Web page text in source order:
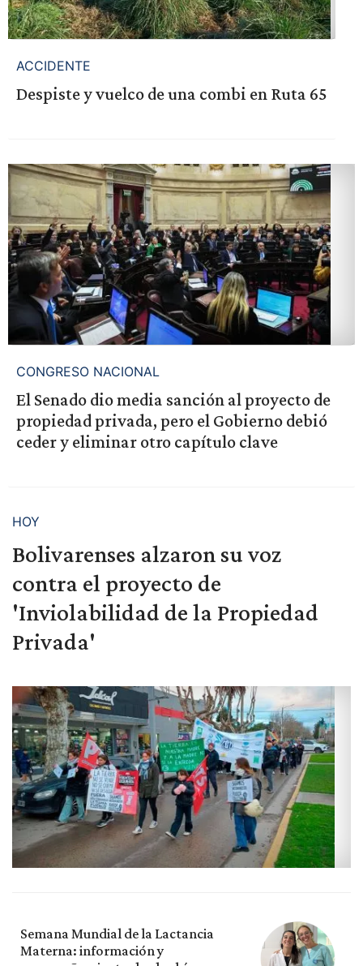
ACCIDENTE
Despiste y vuelco de una combi en Ruta 65
CONGRESO NACIONAL
El Senado dio media sanción al proyecto de
propiedad privada, pero el Gobierno debió
ceder y eliminar otro capítulo clave
HOY
Bolivarenses alzaron su voz
contra el proyecto de
'Inviolabilidad de la Propiedad
Privada'
Semana Mundial de la Lactancia
Materna: información y